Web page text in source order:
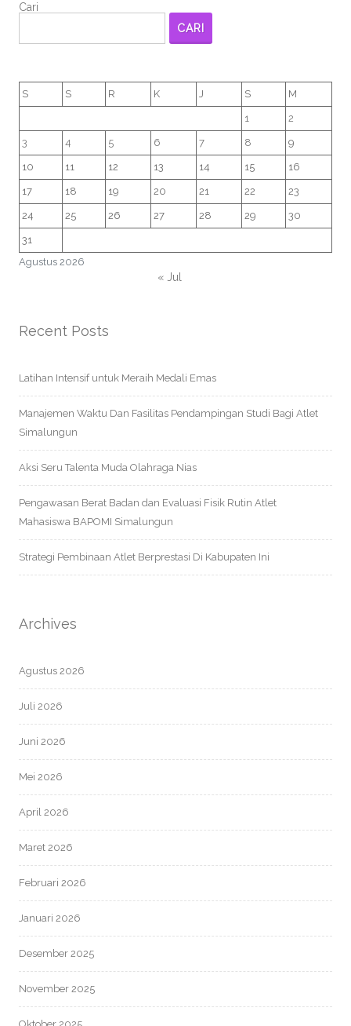
Cari
CARI
Agustus 2026
S S R K J S M
1 2
3 4 5 6 7 8 9
10 11 12 13 14 15 16
17 18 19 20 21 22 23
24 25 26 27 28 29 30
31
« Jul
Recent Posts
Latihan Intensif untuk Meraih Medali Emas
Manajemen Waktu Dan Fasilitas Pendampingan Studi Bagi Atlet
Simalungun
Aksi Seru Talenta Muda Olahraga Nias
Pengawasan Berat Badan dan Evaluasi Fisik Rutin Atlet
Mahasiswa BAPOMI Simalungun
Strategi Pembinaan Atlet Berprestasi Di Kabupaten Ini
Archives
Agustus 2026
Juli 2026
Juni 2026
Mei 2026
April 2026
Maret 2026
Februari 2026
Januari 2026
Desember 2025
November 2025